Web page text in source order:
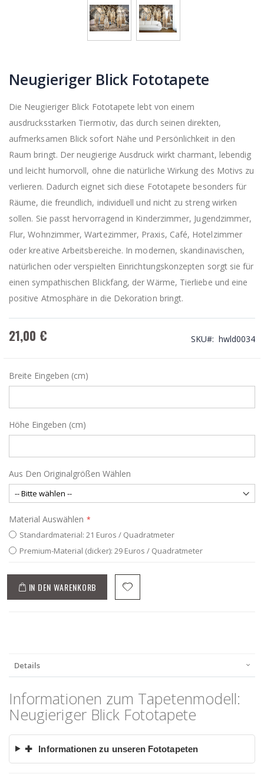
Neugieriger Blick Fototapete
Die Neugieriger Blick Fototapete lebt von einem
ausdrucksstarken Tiermotiv, das durch seinen direkten,
aufmerksamen Blick sofort Nähe und Persönlichkeit in den
Raum bringt. Der neugierige Ausdruck wirkt charmant, lebendig
und leicht humorvoll, ohne die natürliche Wirkung des Motivs zu
verlieren. Dadurch eignet sich diese Fototapete besonders für
Räume, die freundlich, individuell und nicht zu streng wirken
sollen. Sie passt hervorragend in Kinderzimmer, Jugendzimmer,
Flur, Wohnzimmer, Wartezimmer, Praxis, Café, Hotelzimmer
oder kreative Arbeitsbereiche. In modernen, skandinavischen,
natürlichen oder verspielten Einrichtungskonzepten sorgt sie für
einen sympathischen Blickfang, der Wärme, Tierliebe und eine
positive Atmosphäre in die Dekoration bringt.
21,00 € SKU hwld0034
Breite Eingeben (cm)
Höhe Eingeben (cm)
Aus Den Originalgrößen Wählen
Material Auswählen
Standardmaterial: 21 Euros / Quadratmeter
Premium-Material (dicker): 29 Euros / Quadratmeter
IN DEN WARENKORB
Details
Informationen zum Tapetenmodell:
Neugieriger Blick Fototapete
✚ Informationen zu unseren Fototapeten